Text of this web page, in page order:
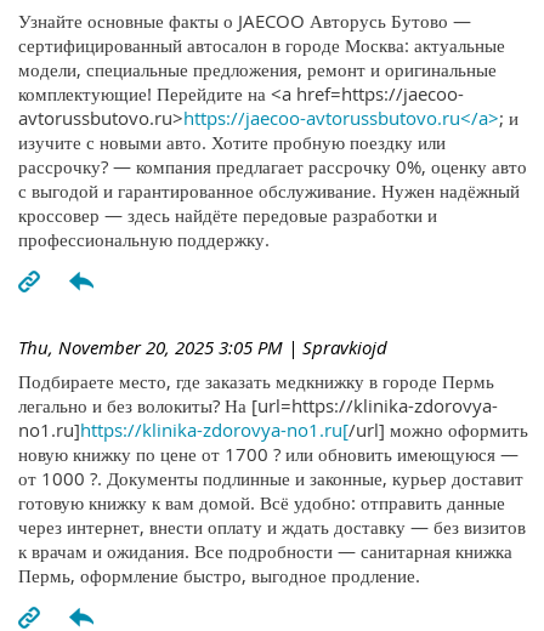
Узнайте основные факты о JAECOO Авторусь Бутово —
сертифицированный автосалон в городе Москва: актуальные
модели, специальные предложения, ремонт и оригинальные
комплектующие! Перейдите на <a href=https://jaecoo-
avtorussbutovo.ru>https://jaecoo-avtorussbutovo.ru</a>; и
изучите с новыми авто. Хотите пробную поездку или
рассрочку? — компания предлагает рассрочку 0%, оценку авто
с выгодой и гарантированное обслуживание. Нужен надёжный
кроссовер — здесь найдёте передовые разработки и
профессиональную поддержку.
Thu, November 20, 2025 3:05 PM | Spravkiojd
Подбираете место, где заказать медкнижку в городе Пермь
легально и без волокиты? На [url=https://klinika-zdorovya-
no1.ru]https://klinika-zdorovya-no1.ru[/url] можно оформить
новую книжку по цене от 1700 ? или обновить имеющуюся —
от 1000 ?. Документы подлинные и законные, курьер доставит
готовую книжку к вам домой. Всё удобно: отправить данные
через интернет, внести оплату и ждать доставку — без визитов
к врачам и ожидания. Все подробности — санитарная книжка
Пермь, оформление быстро, выгодное продление.